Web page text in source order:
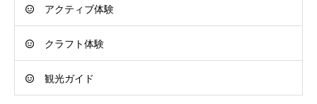
アクティブ体験
クラフト体験
観光ガイド